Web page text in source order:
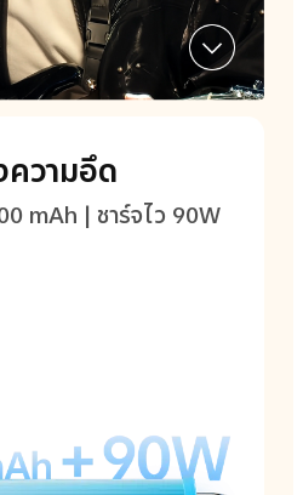
วามอึด
mAh | ชาร์จไว 90W